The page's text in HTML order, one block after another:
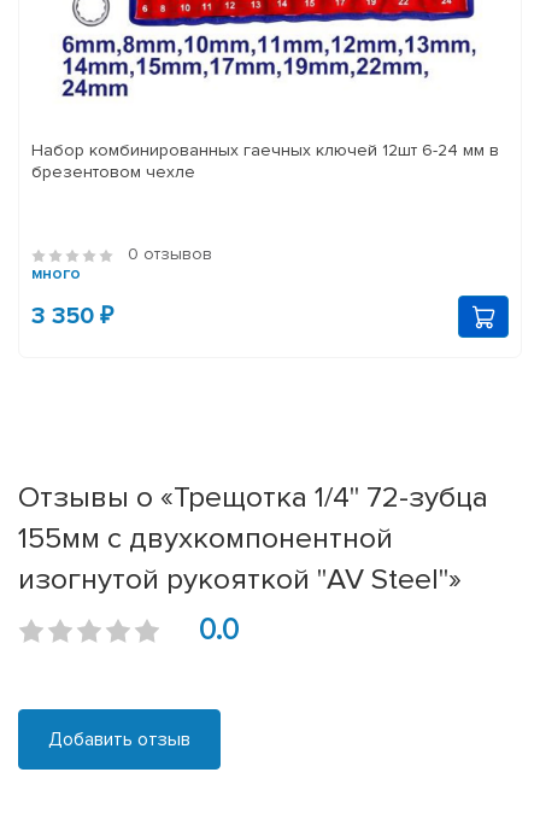
Набор комбинированных гаечных ключей 12шт 6-24 мм в
брезентовом чехле
0 отзывов
много
3 350 ₽
Отзывы о «Трещотка 1/4" 72-зубца
155мм с двухкомпонентной
изогнутой рукояткой "AV Steel"»
0.0
Добавить отзыв